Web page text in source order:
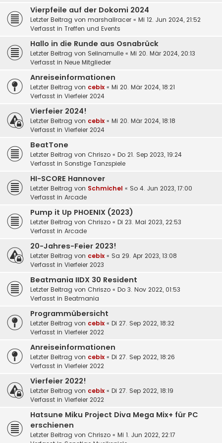
Vierpfeile auf der Dokomi 2024
Letzter Beitrag von marshallracer « Mi 12. Jun 2024, 21:52
Verfasst in Treffen und Events
Hallo in die Runde aus Osnabrück
Letzter Beitrag von Selinamulle « Mi 20. Mär 2024, 20:13
Verfasst in Neue Mitglieder
Anreiseinformationen
Letzter Beitrag von cebix « Mi 20. Mär 2024, 18:21
Verfasst in Vierfeier 2024
Vierfeier 2024!
Letzter Beitrag von cebix « Mi 20. Mär 2024, 18:18
Verfasst in Vierfeier 2024
BeatTone
Letzter Beitrag von Chriszo « Do 21. Sep 2023, 19:24
Verfasst in Sonstige Tanzspiele
HI-SCORE Hannover
Letzter Beitrag von Schmichel « So 4. Jun 2023, 17:00
Verfasst in Arcade
Pump it Up PHOENIX (2023)
Letzter Beitrag von Chriszo « Di 23. Mai 2023, 22:53
Verfasst in Arcade
20-Jahres-Feier 2023!
Letzter Beitrag von cebix « Sa 29. Apr 2023, 13:08
Verfasst in Vierfeier 2023
Beatmania IIDX 30 Resident
Letzter Beitrag von Chriszo « Do 3. Nov 2022, 01:53
Verfasst in Beatmania
Programmübersicht
Letzter Beitrag von cebix « Di 27. Sep 2022, 18:32
Verfasst in Vierfeier 2022
Anreiseinformationen
Letzter Beitrag von cebix « Di 27. Sep 2022, 18:26
Verfasst in Vierfeier 2022
Vierfeier 2022!
Letzter Beitrag von cebix « Di 27. Sep 2022, 18:19
Verfasst in Vierfeier 2022
Hatsune Miku Project Diva Mega Mix+ für PC
erschienen
Letzter Beitrag von Chriszo « Mi 1. Jun 2022, 22:17